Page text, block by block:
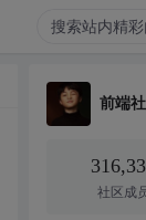
前端
社区成